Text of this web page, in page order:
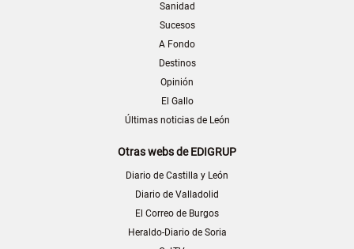
Sanidad
Sucesos
A Fondo
Destinos
Opinión
El Gallo
Últimas noticias de León
Otras webs de EDIGRUP
Diario de Castilla y León
Diario de Valladolid
El Correo de Burgos
Heraldo-Diario de Soria